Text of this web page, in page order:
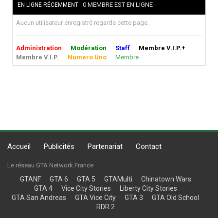
EN LIGNE RÉCEMMENT 0 MEMBRE EST EN LIGNE
Aucun utilisateur enregistré regarde cette page.
Administration Modération Staff
Membre V.I.P.+
Membre V.I.P.
Numero Uno Membre
Accueil Publicités Partenariat Contact
Le réseau GTA Network France
GTANF GTA 6 GTA 5 GTAMulti
Chinatown Wars
GTA 4
Vice City Stories
Liberty City Stories
GTA San Andreas
GTA Vice City GTA 3
GTA Old School
RDR 2